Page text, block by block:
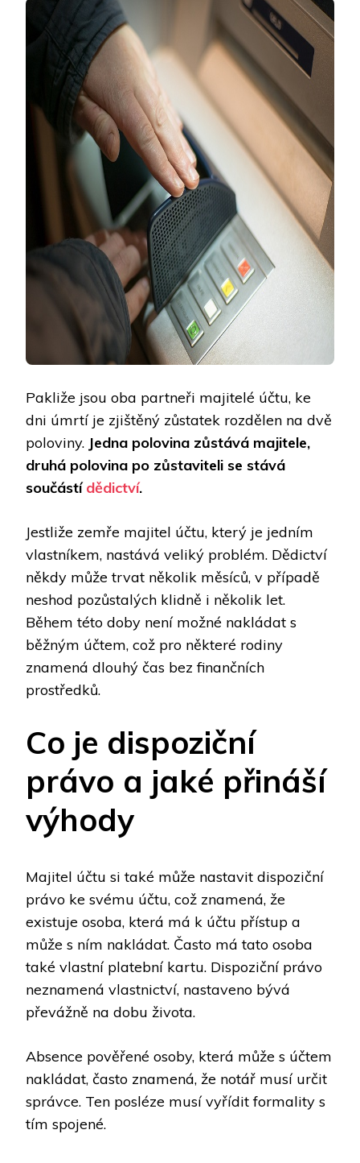
Pakliže jsou oba partneři majitelé účtu, ke
dni úmrtí je zjištěný zůstatek rozdělen na dvě
poloviny. Jedna polovina zůstává majitele,
druhá polovina po zůstaviteli se stává
součástídědictví.
Jestliže zemře majitel účtu, který je jedním
vlastníkem, nastává veliký problém. Dědictví
někdy může trvat několik měsíců, v případě
neshod pozůstalých klidně i několik let.
Během této doby není možné nakládat s
běžným účtem, což pro některé rodiny
znamená dlouhý čas bez finančních
prostředků.
Co je dispoziční
právo a jaké přináší
výhody
Majitel účtu si také může nastavit dispoziční
právo ke svému účtu, což znamená, že
existuje osoba, která má k účtu přístup a
může s ním nakládat. Často má tato osoba
také vlastní platební kartu. Dispoziční právo
neznamená vlastnictví, nastaveno bývá
převážně na dobu života.
Absence pověřené osoby, která může s účtem
nakládat, často znamená, že notář musí určit
správce. Ten posléze musí vyřídit formality s
tím spojené.